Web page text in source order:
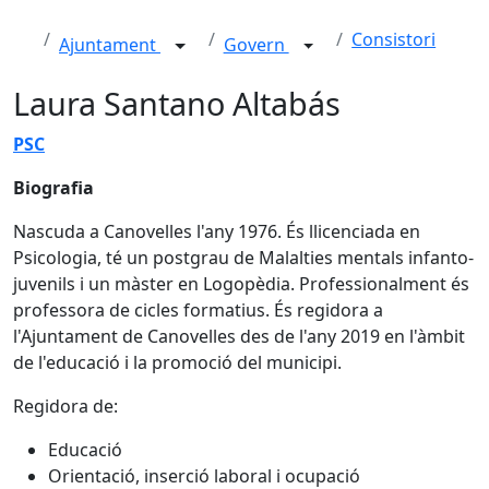
Ajuntament Govern Consistori
Laura Santano Altabás
PSC
Biografia
Nascuda a Canovelles l'any 1976. És llicenciada en
Psicologia, té un postgrau de Malalties mentals infanto-
juvenils i un màster en Logopèdia. Professionalment és
professora de cicles formatius. És regidora a
l'Ajuntament de Canovelles des de l'any 2019 en l'àmbit
de l'educació i la promoció del municipi.
Regidora de:
Educació
Orientació, inserció laboral i ocupació